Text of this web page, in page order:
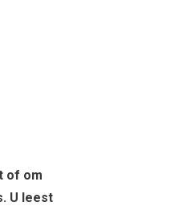
of om
U leest